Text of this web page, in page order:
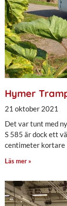
Hymer
21 oktober 2021
Det var tunt med
S 585 är dock ett
centimeter kortare
Läs mer »